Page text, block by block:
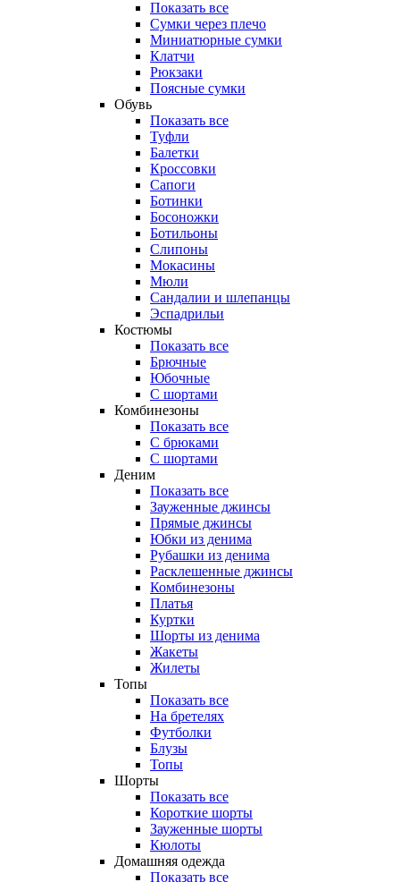
Показать все
Сумки через плечо
Миниатюрные cумки
Клатчи
Рюкзаки
Поясные сумки
Обувь
Показать все
Туфли
Балетки
Кроссовки
Сапоги
Ботинки
Босоножки
Ботильоны
Слипоны
Мокасины
Мюли
Сандалии и шлепанцы
Эспадрильи
Костюмы
Показать все
Брючные
Юбочные
С шортами
Комбинезоны
Показать все
С брюками
С шортами
Деним
Показать все
Зауженные джинсы
Прямые джинсы
Юбки из денима
Рубашки из денима
Расклешенные джинсы
Комбинезоны
Платья
Куртки
Шорты из денима
Жакеты
Жилеты
Топы
Показать все
На бретелях
Футболки
Блузы
Топы
Шорты
Показать все
Короткие шорты
Зауженные шорты
Кюлоты
Домашняя одежда
Показать все